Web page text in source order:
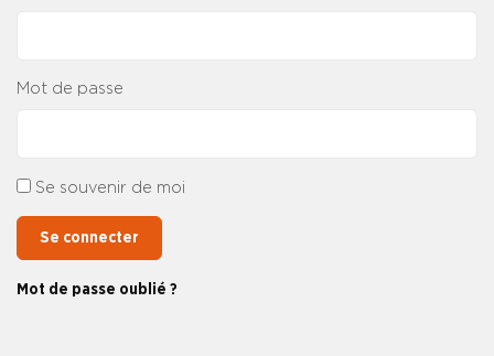
Mot de passe
Se souvenir de moi
Se connecter
Mot de passe oublié ?